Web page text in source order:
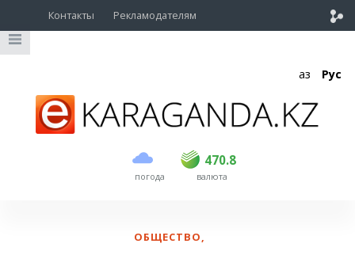
Контакты Рекламодателям
Қаз Рус
погода
470.8
USD 468.5 470.8
EUR валюта
ОБЩЕСТВО,